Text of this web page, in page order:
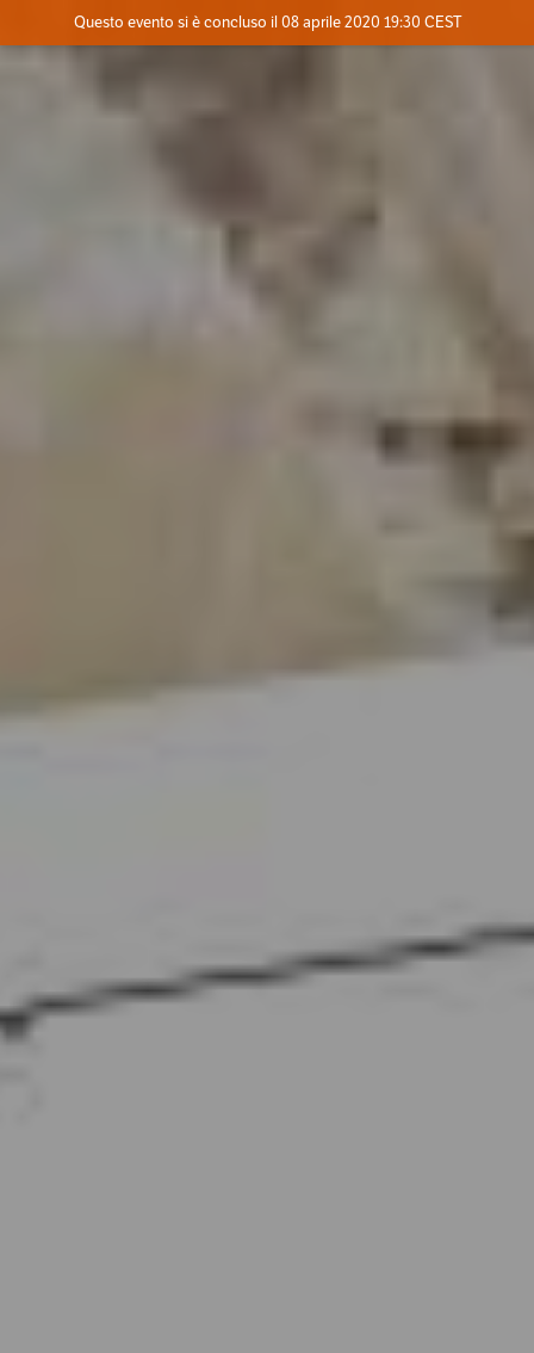
Dove
Questo evento si è concluso il 08 aprile 2020 19:30 CEST